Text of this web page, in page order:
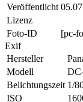
Veröffentlicht
Lizenz
Foto-ID
[pc-
Exif
Hersteller
Modell
Belichtungszeit 1/
ISO